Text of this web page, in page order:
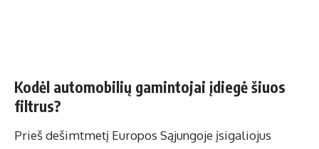
Kodėl automobilių gamintojai įdiegė šiuos
filtrus?
Prieš dešimtmetį Europos Sąjungoje įsigaliojus